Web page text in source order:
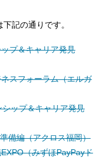
記の通りです。
プ＆キャリア発見
スフォーラム（エルガ
シップ＆キャリア発見
備編（アクロス福岡）
（みずほPayPayド